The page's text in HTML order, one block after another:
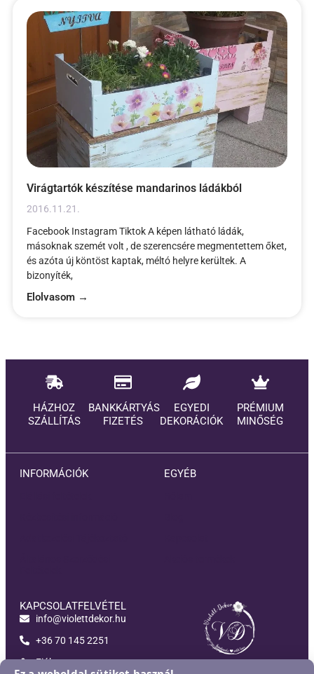
Virágtartók készítése mandarinos ládákból
2016.11.21.
Facebook Instagram Tiktok A képen látható ládák,
másoknak szemét volt , de szerencsére megmentettem őket,
és azóta új köntöst kaptak, méltó helyre kerültek. A
bizonyíték,
Elolvasom →
HÁZHOZ
SZÁLLÍTÁS
BANKKÁRTYÁS
FIZETÉS
EGYEDI
DEKORÁCIÓK
PRÉMIUM
MINŐSÉG
INFORMÁCIÓK EGYÉB
KAPCSOLATFELVÉTEL
info@violettdekor.hu
+36 70 145 2251
Fiókom
Violett-Dekor